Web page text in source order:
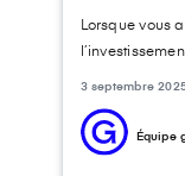
Lorsque vous
3 septembre
Équipe